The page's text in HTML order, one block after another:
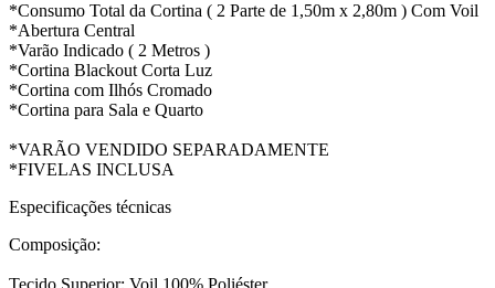
*Consumo Total da Cortina ( 2 Parte de 1,50m x 2,80m ) Com Voil
*Abertura Central
*Varão Indicado ( 2 Metros )
*Cortina Blackout Corta Luz
*Cortina com Ilhós Cromado
*Cortina para Sala e Quarto
*VARÃO VENDIDO SEPARADAMENTE
*FIVELAS INCLUSA
Especificações técnicas
Composição: